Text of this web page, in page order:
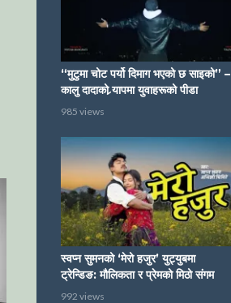
“मुटुमा चोट पर्यो दिमाग भएको छ साइको” –
कालु दादाको र्‍यापमा युवाहरूको पीडा
985 views
स्वप्न सुमनको ‘मेरो हजुर’ युट्युबमा
ट्रेन्डिङ: मौलिकता र प्रेमको मिठो संगम
992 views